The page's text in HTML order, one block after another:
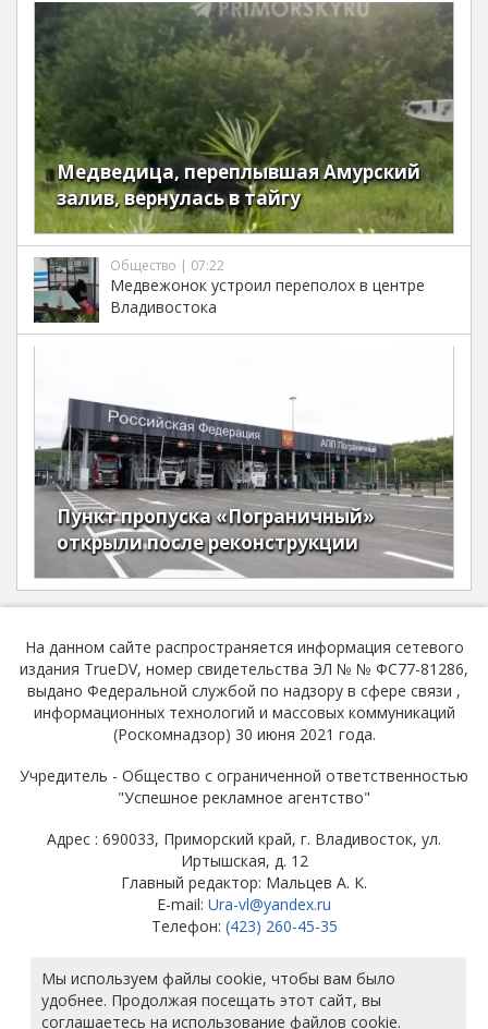
Медведица, переплывшая Амурский
залив, вернулась в тайгу
Общество | 07:22
Медвежонок устроил переполох в центре
Владивостока
Пункт пропуска «Пограничный»
открыли после реконструкции
На данном сайте распространяется информация сетевого
издания TrueDV, номер свидетельства ЭЛ № № ФС77-81286,
выдано Федеральной службой по надзору в сфере связи ,
информационных технологий и массовых коммуникаций
(Роскомнадзор) 30 июня 2021 года.
Учредитель - Общество с ограниченной ответственностью
"Успешное рекламное агентство"
Адрес : 690033, Приморский край, г. Владивосток, ул.
Иртышская, д. 12
Главный редактор: Мальцев А. К.
E-mail: Ura-vl@yandex.ru
Телефон: (423) 260-45-35
Мы используем файлы cookie, чтобы вам было
удобнее. Продолжая посещать этот сайт, вы
соглашаетесь на использование файлов cookie.